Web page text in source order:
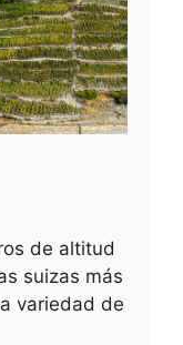
de altitud
suizas más
variedad de